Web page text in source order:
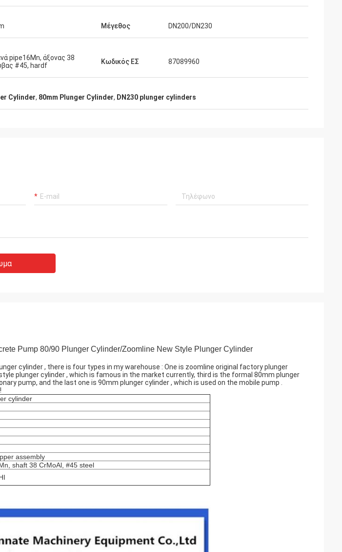
Μέγεθος DN200/DN230
pipe16Mn, άξονας 38
#45, hardf
Κωδικός ΕΣ 87089960
Cylinder, 80mm Plunger Cylinder, DN230 plunger cylinders
Pump 80/90 Plunger Cylinder/Zoomline New Style Plunger Cylinder
cylinder , there is four types in my warehouse : One is zoomline original factory plunger
plunger cylinder , which is famous in the market currently, third is the formal 80mm plunger
pump, and the last one is 90mm plunger cylinder , which is used on the mobile pump .
cylinder
assembly
shaft 38 CrMoAl, #45 steel